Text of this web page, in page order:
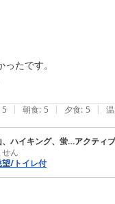
たです。
5 | 朝食: 5 | 夕食: 5 |
、ハイキング、蛍…アクティ
ん
/トイレ付